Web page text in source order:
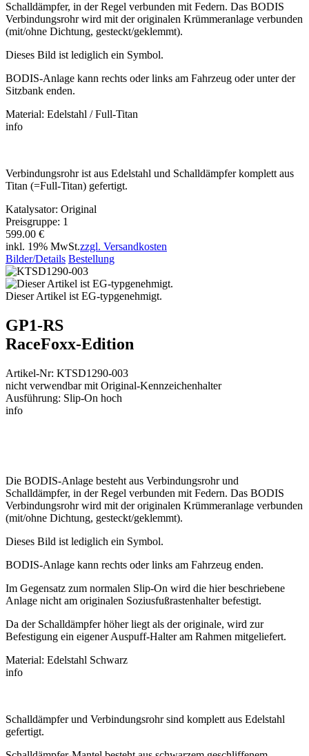
Schalldämpfer, in der Regel verbunden mit Federn. Das BODIS
Verbindungsrohr wird mit der originalen Krümmeranlage verbunden
(mit/ohne Dichtung, gesteckt/geklemmt).
Dieses Bild ist lediglich ein Symbol.
BODIS-Anlage kann rechts oder links am Fahrzeug oder unter der
Sitzbank enden.
Material: Edelstahl / Full-Titan
info
Verbindungsrohr ist aus Edelstahl und Schalldämpfer komplett aus
Titan (=Full-Titan) gefertigt.
Katalysator: Original
Preisgruppe: 1
599.00 €
inkl. 19% MwSt.zzgl. Versandkosten
Bilder/Details Bestellung
Dieser Artikel ist EG-typgenehmigt.
GP1-RS
RaceFoxx-Edition
Artikel-Nr: KTSD1290-003
nicht verwendbar mit Original-Kennzeichenhalter
Ausführung: Slip-On hoch
info
Die BODIS-Anlage besteht aus Verbindungsrohr und
Schalldämpfer, in der Regel verbunden mit Federn. Das BODIS
Verbindungsrohr wird mit der originalen Krümmeranlage verbunden
(mit/ohne Dichtung, gesteckt/geklemmt).
Dieses Bild ist lediglich ein Symbol.
BODIS-Anlage kann rechts oder links am Fahrzeug enden.
Im Gegensatz zum normalen Slip-On wird die hier beschriebene
Anlage nicht am originalen Soziusfußrastenhalter befestigt.
Da der Schalldämpfer höher liegt als der originale, wird zur
Befestigung ein eigener Auspuff-Halter am Rahmen mitgeliefert.
Material: Edelstahl Schwarz
info
Schalldämpfer und Verbindungsrohr sind komplett aus Edelstahl
gefertigt.